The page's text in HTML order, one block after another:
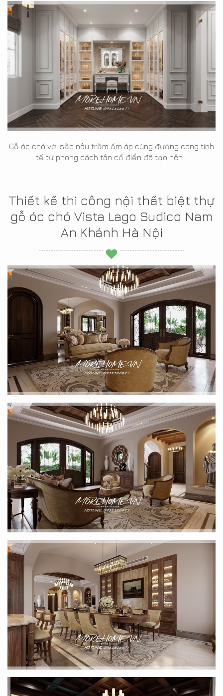
Gỗ óc chó với sắc nâu trầm ấm áp cùng đường cong tinh
tế từ phong cách tân cổ điển đã tạo nên ..
Thiết kế thi công nội thất biệt thự
gỗ óc chó Vista Lago Sudico Nam
An Khánh Hà Nội